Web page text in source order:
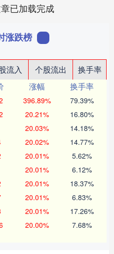
已加载完成
涨跌榜
流入 个股流出
换手率
涨幅
换手率
396.89% 79.39%
20.21% 16.80%
20.03% 14.18%
20.02% 14.77%
20.01% 5.62%
20.01% 6.12%
20.01% 18.37%
20.01% 6.83%
20.01% 17.26%
20.00% 7.68%